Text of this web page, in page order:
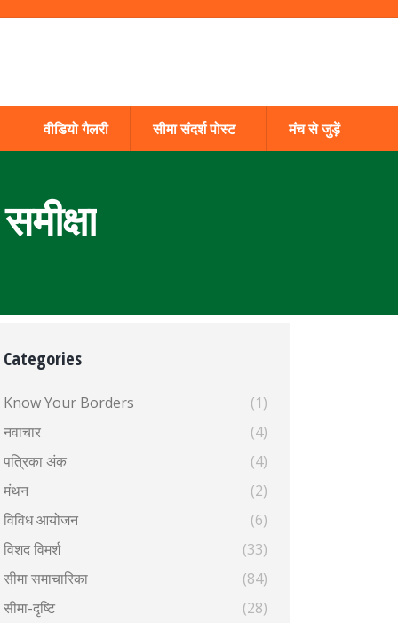
वीडियो गैलरी सीमा संदर्श पोस्ट मंच से जुड़ें
Categories
Know Your Borders
(1)
नवाचार
(4)
पत्रिका अंक
(4)
मंथन
(2)
विविध आयोजन
(6)
विशद विमर्श
(33)
सीमा समाचारिका
(84)
सीमा-दृष्टि
(28)